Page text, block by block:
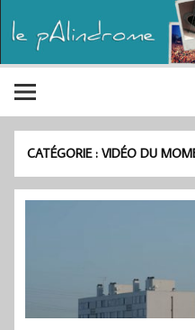
CATÉGORIE :VIDÉO DU